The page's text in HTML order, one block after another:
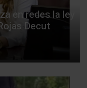
en redes la ley
Decut